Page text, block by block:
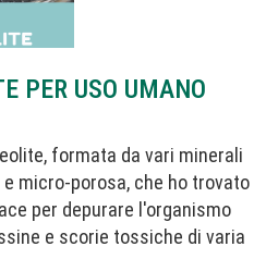
PER USO UMANO
formata da vari minerali
micro-porosa, che ho trovato
per depurare l'organismo
e scorie tossiche di varia